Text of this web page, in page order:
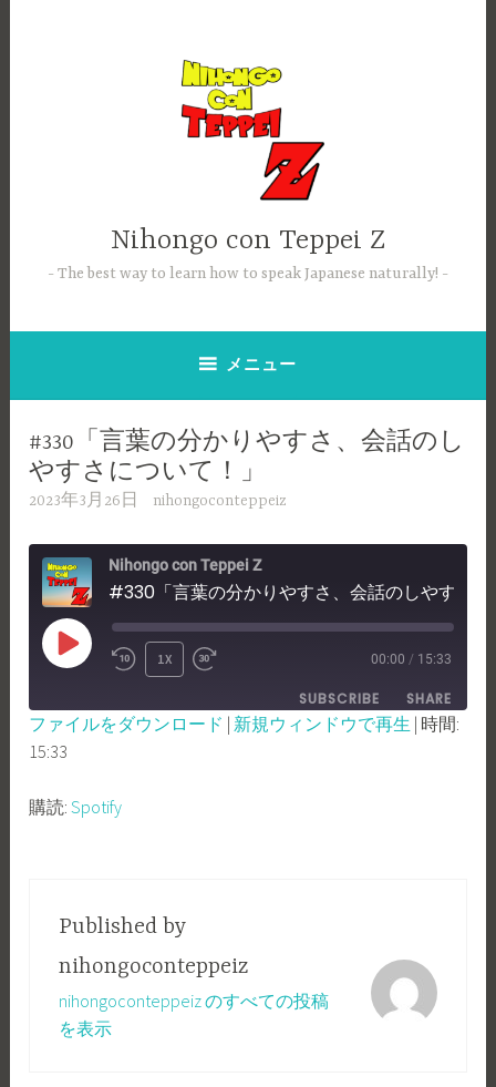
Nihongo con Teppei Z
The best way to learn how to speak Japanese naturally!
メニュー
#330「言葉の分かりやすさ、会話のし
やすさについて！」
2023年3月26日 nihongoconteppeiz
Nihongo con Teppei Z
PLAY
REWIND
10
SECONDS
1X
FAST
FORWARD
30
00:00 / 15:33
SUBSCRIBE SHARE
RSS FEED
SHARE
LINK
ファイルをダウンロード | 新規ウィンドウで再生 | 時間:
15:33
購読:Spotify
Published by
nihongoconteppeiz
nihongoconteppeiz のすべての投稿
を表示